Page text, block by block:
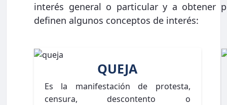
interés general o particular y a obtener
definen algunos conceptos de interés:
QUEJA
Es la manifestación de protesta,
censura, descontento o